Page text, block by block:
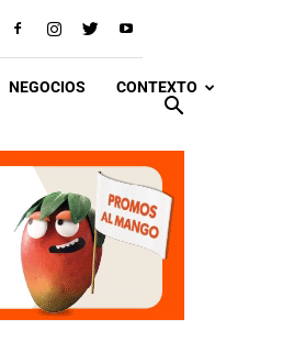
NEGOCIOS CONTEXTO